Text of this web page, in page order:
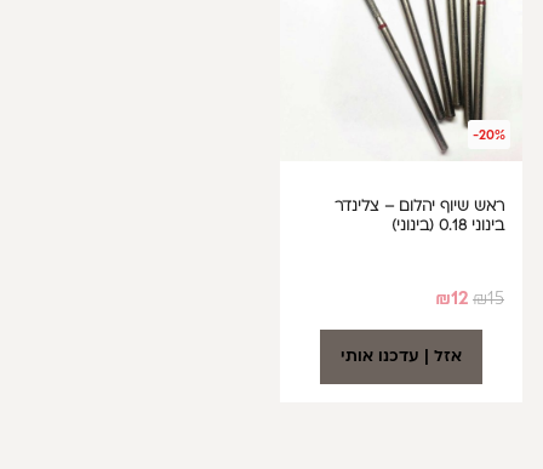
-20%
ראש שיוף יהלום – צלינדר
בינוני 0.18 (בינוני)
₪15
₪12
אזל | עדכנו אותי